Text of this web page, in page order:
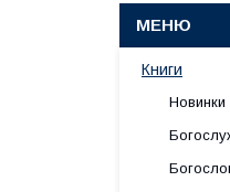
Книги
Новинки